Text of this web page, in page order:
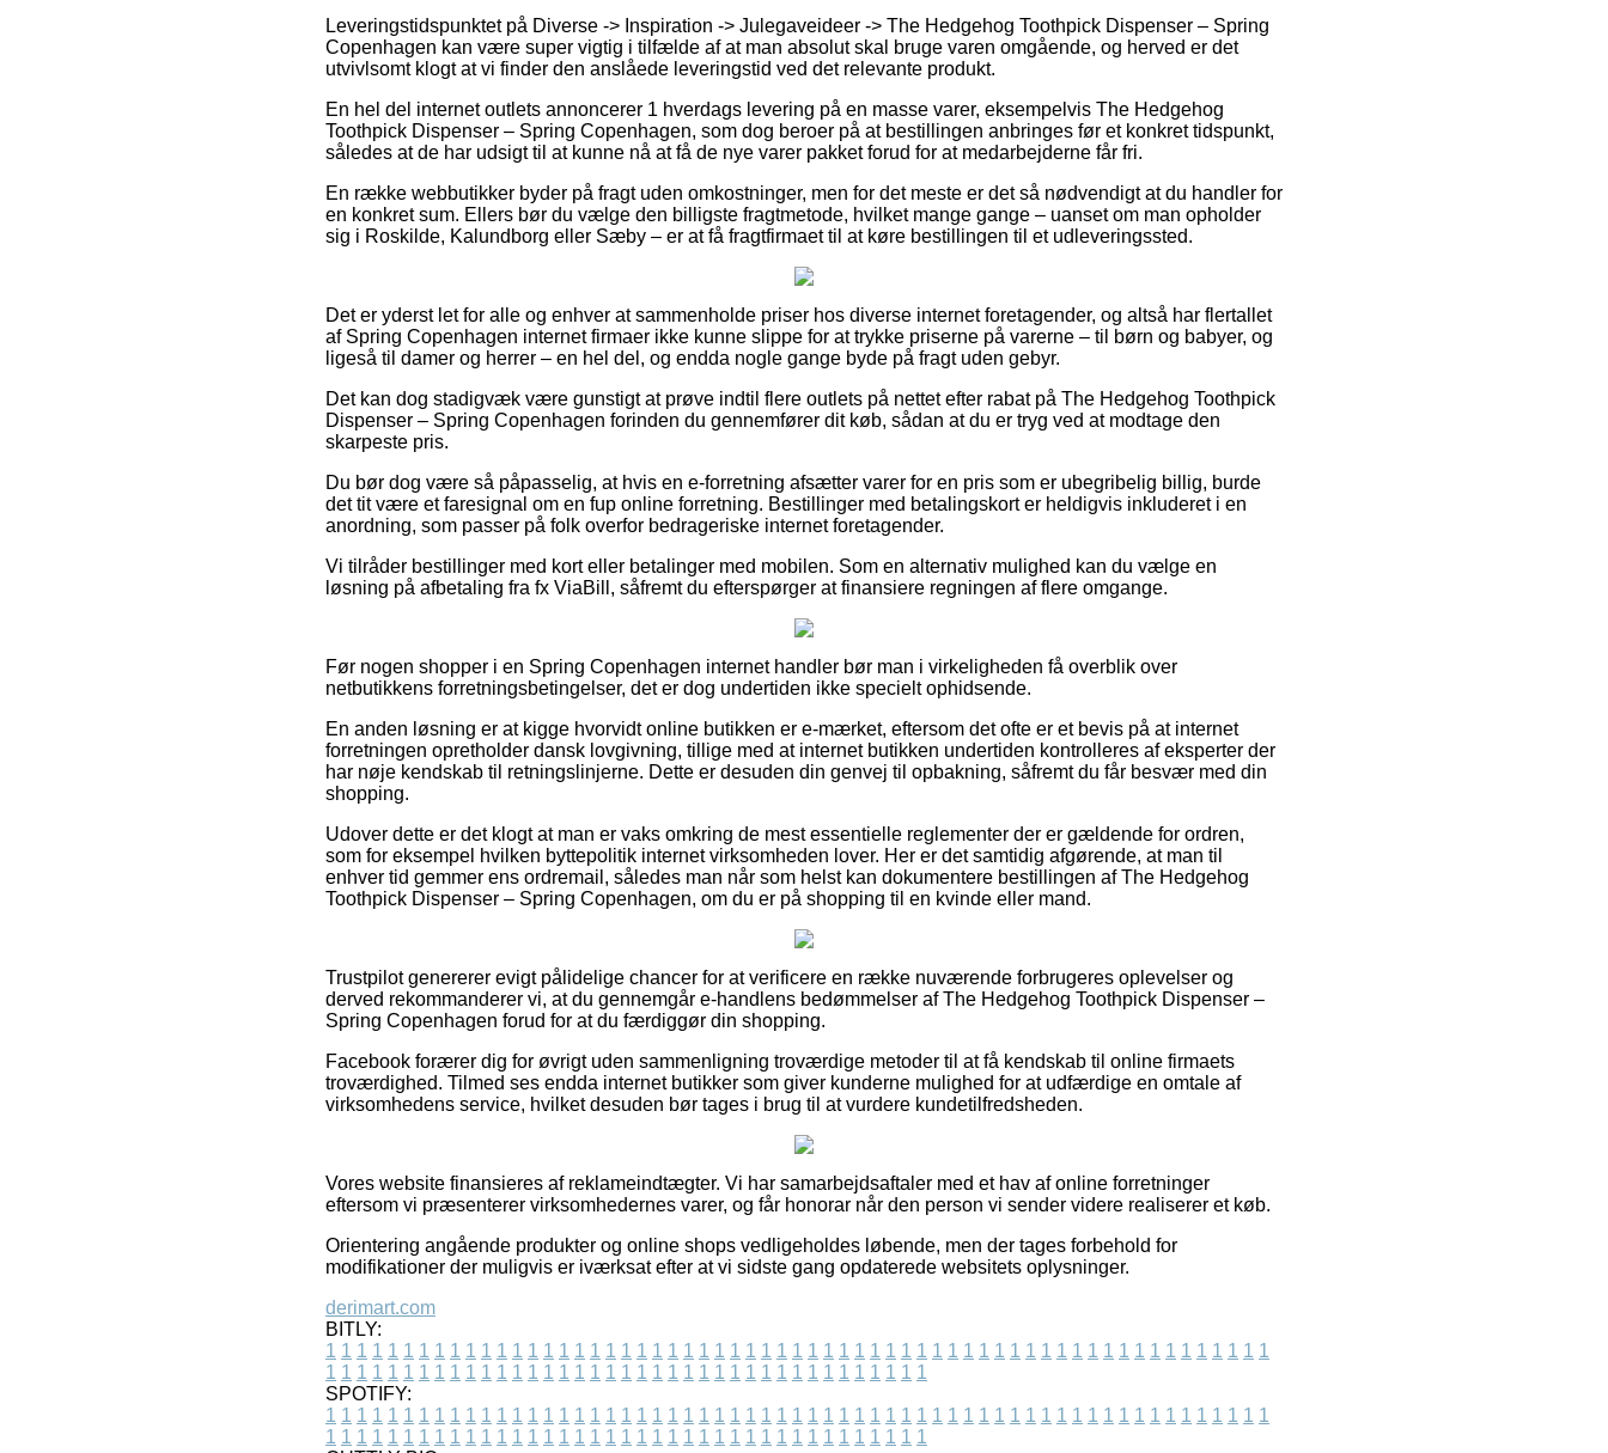
Leveringstidspunktet på Diverse -> Inspiration -> Julegaveideer -> The Hedgehog Toothpick Dispenser – Spring
Copenhagen kan være super vigtig i tilfælde af at man absolut skal bruge varen omgående, og herved er det
utvivlsomt klogt at vi finder den anslåede leveringstid ved det relevante produkt.
En hel del internet outlets annoncerer 1 hverdags levering på en masse varer, eksempelvis The Hedgehog
Toothpick Dispenser – Spring Copenhagen, som dog beroer på at bestillingen anbringes før et konkret tidspunkt,
således at de har udsigt til at kunne nå at få de nye varer pakket forud for at medarbejderne får fri.
En række webbutikker byder på fragt uden omkostninger, men for det meste er det så nødvendigt at du handler for
en konkret sum. Ellers bør du vælge den billigste fragtmetode, hvilket mange gange – uanset om man opholder
sig i Roskilde, Kalundborg eller Sæby – er at få fragtfirmaet til at køre bestillingen til et udleveringssted.
Det er yderst let for alle og enhver at sammenholde priser hos diverse internet foretagender, og altså har flertallet
af Spring Copenhagen internet firmaer ikke kunne slippe for at trykke priserne på varerne – til børn og babyer, og
ligeså til damer og herrer – en hel del, og endda nogle gange byde på fragt uden gebyr.
Det kan dog stadigvæk være gunstigt at prøve indtil flere outlets på nettet efter rabat på The Hedgehog Toothpick
Dispenser – Spring Copenhagen forinden du gennemfører dit køb, sådan at du er tryg ved at modtage den
skarpeste pris.
Du bør dog være så påpasselig, at hvis en e-forretning afsætter varer for en pris som er ubegribelig billig, burde
det tit være et faresignal om en fup online forretning. Bestillinger med betalingskort er heldigvis inkluderet i en
anordning, som passer på folk overfor bedrageriske internet foretagender.
Vi tilråder bestillinger med kort eller betalinger med mobilen. Som en alternativ mulighed kan du vælge en
løsning på afbetaling fra fx ViaBill, såfremt du efterspørger at finansiere regningen af flere omgange.
Før nogen shopper i en Spring Copenhagen internet handler bør man i virkeligheden få overblik over
netbutikkens forretningsbetingelser, det er dog undertiden ikke specielt ophidsende.
En anden løsning er at kigge hvorvidt online butikken er e-mærket, eftersom det ofte er et bevis på at internet
forretningen opretholder dansk lovgivning, tillige med at internet butikken undertiden kontrolleres af eksperter der
har nøje kendskab til retningslinjerne. Dette er desuden din genvej til opbakning, såfremt du får besvær med din
shopping.
Udover dette er det klogt at man er vaks omkring de mest essentielle reglementer der er gældende for ordren,
som for eksempel hvilken byttepolitik internet virksomheden lover. Her er det samtidig afgørende, at man til
enhver tid gemmer ens ordremail, således man når som helst kan dokumentere bestillingen af The Hedgehog
Toothpick Dispenser – Spring Copenhagen, om du er på shopping til en kvinde eller mand.
Trustpilot genererer evigt pålidelige chancer for at verificere en række nuværende forbrugeres oplevelser og
derved rekommanderer vi, at du gennemgår e-handlens bedømmelser af The Hedgehog Toothpick Dispenser –
Spring Copenhagen forud for at du færdiggør din shopping.
Facebook forærer dig for øvrigt uden sammenligning troværdige metoder til at få kendskab til online firmaets
troværdighed. Tilmed ses endda internet butikker som giver kunderne mulighed for at udfærdige en omtale af
virksomhedens service, hvilket desuden bør tages i brug til at vurdere kundetilfredsheden.
Vores website finansieres af reklameindtægter. Vi har samarbejdsaftaler med et hav af online forretninger
eftersom vi præsenterer virksomhedernes varer, og får honorar når den person vi sender videre realiserer et køb.
Orientering angående produkter og online shops vedligeholdes løbende, men der tages forbehold for
modifikationer der muligvis er iværksat efter at vi sidste gang opdaterede websitets oplysninger.
derimart.com
BITLY:
1 1 1 1 1 1 1 1 1 1 1 1 1 1 1 1 1 1 1 1 1 1 1 1 1 1 1 1 1 1 1 1 1 1 1 1 1 1 1 1 1 1 1 1 1 1 1 1 1 1 1 1 1 1 1 1 1 1 1 1 1
1 1 1 1 1 1 1 1 1 1 1 1 1 1 1 1 1 1 1 1 1 1 1 1 1 1 1 1 1 1 1 1 1 1 1 1 1 1 1
SPOTIFY:
1 1 1 1 1 1 1 1 1 1 1 1 1 1 1 1 1 1 1 1 1 1 1 1 1 1 1 1 1 1 1 1 1 1 1 1 1 1 1 1 1 1 1 1 1 1 1 1 1 1 1 1 1 1 1 1 1 1 1 1 1
1 1 1 1 1 1 1 1 1 1 1 1 1 1 1 1 1 1 1 1 1 1 1 1 1 1 1 1 1 1 1 1 1 1 1 1 1 1 1